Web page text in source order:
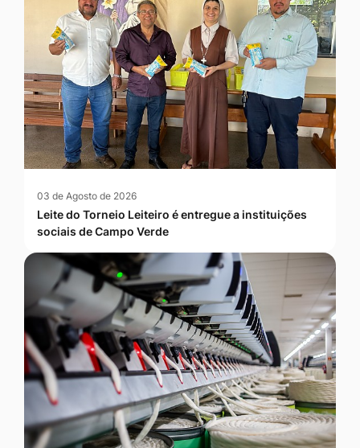
03 de Agosto de 2026
Leite do Torneio Leiteiro é entregue a instituições
sociais de Campo Verde